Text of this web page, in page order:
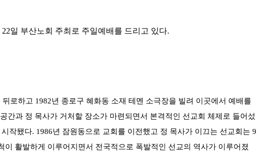
일 부산노회 주최로 주일예배를 드리고 있다.
로하고 1982년 종로구 혜화동 소재 테멘 소극장을 빌려 이곳에서 예배를
간과 정 목사가 거처할 장소가 마련되면서 본격적인 선교회 체제로 들어섰
작됐다. 1986년 잠원동으로 교회를 이전했고 정 목사가 이끄는 선교회는 9
활발하게 이루어지면서 전국적으로 폭발적인 선교의 역사가 이루어졌